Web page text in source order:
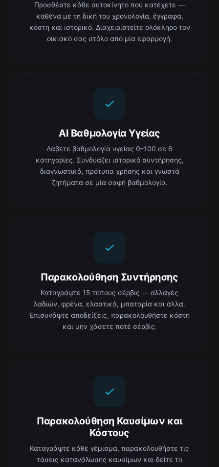
Προσθέστε κάθε αυτοκίνητο που κατέχετε —
καθένα με τη δική του χρονολογία, έγγραφα,
κόστη και ιστορικό. Διαχειριστείτε ολόκληρο τον
οικιακό σας στόλο από μία εφαρμογή.
AI Βαθμολογία Υγείας
Λάβετε βαθμολογία υγείας 0–100 σε 6
κατηγορίες. Συνδυάζει ιστορικό συντήρησης,
διαγνωστικά, πρότυπα χρήσης και γνωστά
ζητήματα σε μία σαφή βαθμολογία.
Παρακολούθηση Συντήρησης
Καταγράψτε 15 τύπους σέρβις — αλλαγές
λαδιών, φρένα, ελαστικά, μπαταρία και άλλα.
Επισυνάψτε αποδείξεις, παρακολουθήστε κόστη
και μην χάσετε ποτέ σέρβις.
Παρακολούθηση Καυσίμων και
Κόστους
Καταγράψτε κάθε γέμισμα, παρακολουθήστε τις
τάσεις κατανάλωσης καυσίμων και δείτε το